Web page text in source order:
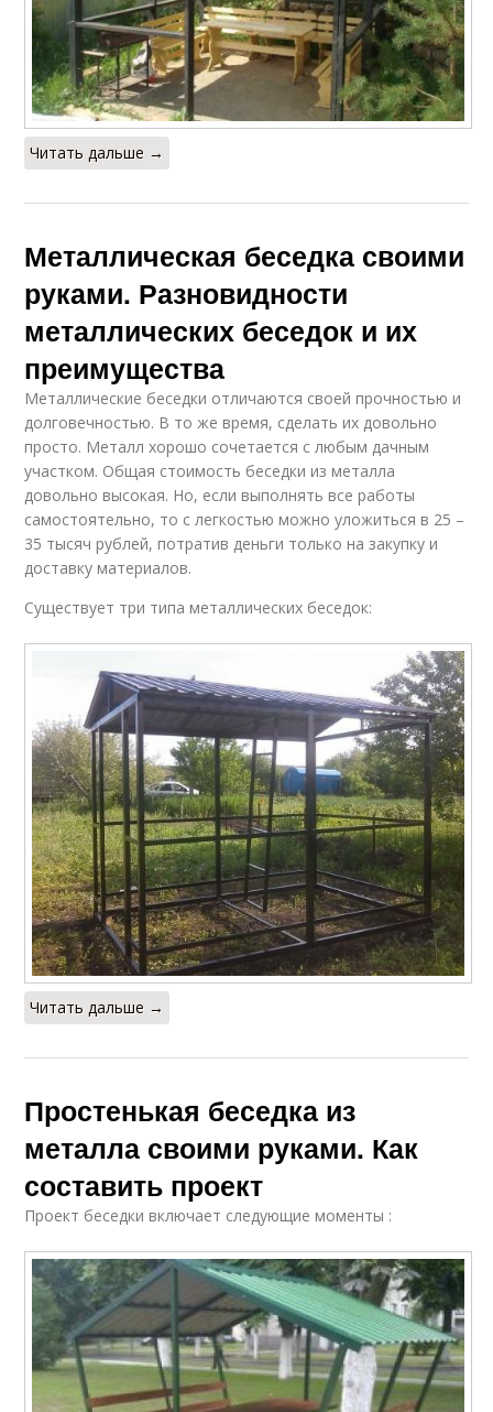
Читать дальше →
Металлическая беседка своими
руками. Разновидности
металлических беседок и их
преимущества
Металлические беседки отличаются своей прочностью и
долговечностью. В то же время, сделать их довольно
просто. Металл хорошо сочетается с любым дачным
участком. Общая стоимость беседки из металла
довольно высокая. Но, если выполнять все работы
самостоятельно, то с легкостью можно уложиться в 25 –
35 тысяч рублей, потратив деньги только на закупку и
доставку материалов.
Существует три типа металлических беседок:
Читать дальше →
Простенькая беседка из
металла своими руками. Как
составить проект
Проект беседки включает следующие моменты :